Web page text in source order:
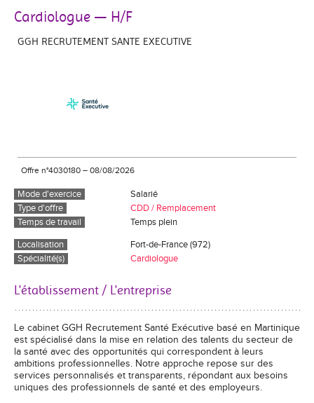
Cardiologue — H/F
GGH RECRUTEMENT SANTE EXECUTIVE
Offre n°4030180 – 08/08/2026
Mode d'exercice
Salarié
Type d'offre
CDD / Remplacement
Temps de travail
Temps plein
Localisation
Fort-de-France (972)
Spécialité(s)
Cardiologue
L'établissement / L'entreprise
Le cabinet GGH Recrutement Santé Exécutive basé en Martinique
est spécialisé dans la mise en relation des talents du secteur de
la santé avec des opportunités qui correspondent à leurs
ambitions professionnelles. Notre approche repose sur des
services personnalisés et transparents, répondant aux besoins
uniques des professionnels de santé et des employeurs.